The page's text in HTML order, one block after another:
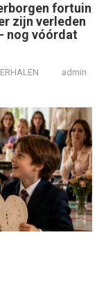
fortuin
zijn verleden
nog vóórdat
admin